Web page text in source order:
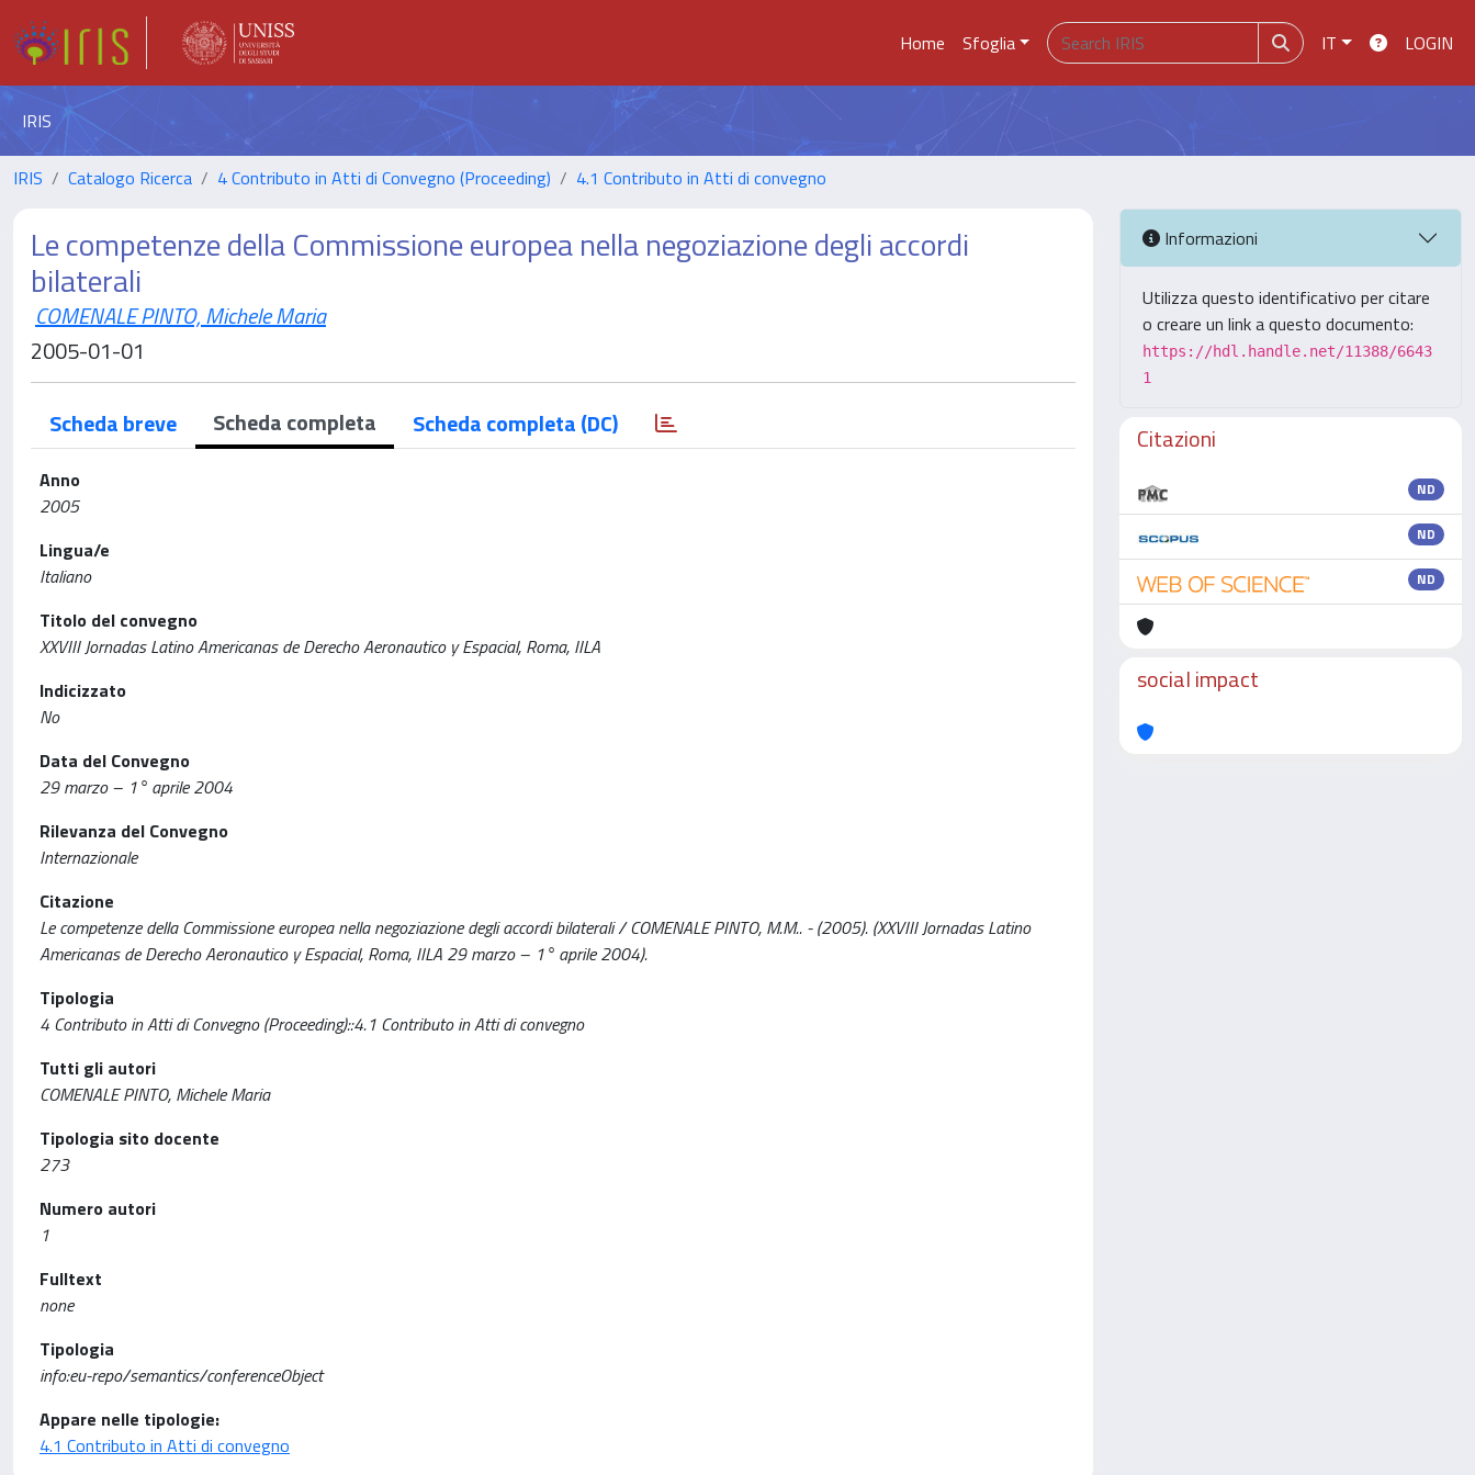
Home Sfoglia IT LOGIN
IRIS
IRIS Catalogo Ricerca 4 Contributo in Atti di Convegno (Proceeding) 4.1 Contributo in Atti di convegno
Le competenze della Commissione europea nella negoziazione degli accordi
bilaterali
COMENALE PINTO, Michele Maria
2005-01-01
Scheda breve Scheda completa Scheda completa (DC)
Anno
2005
Lingua/e
Italiano
Titolo del convegno
XXVIII Jornadas Latino Americanas de Derecho Aeronautico y Espacial, Roma, IILA
Indicizzato
No
Data del Convegno
29 marzo – 1° aprile 2004
Rilevanza del Convegno
Internazionale
Citazione
Le competenze della Commissione europea nella negoziazione degli accordi bilaterali / COMENALE PINTO, M.M.. - (2005). (XXVIII Jornadas Latino
Americanas de Derecho Aeronautico y Espacial, Roma, IILA 29 marzo – 1° aprile 2004).
Tipologia
4 Contributo in Atti di Convegno (Proceeding)::4.1 Contributo in Atti di convegno
Tutti gli autori
COMENALE PINTO, Michele Maria
Tipologia sito docente
273
Numero autori
1
Fulltext
none
Tipologia
info:eu-repo/semantics/conferenceObject
Appare nelle tipologie:
4.1 Contributo in Atti di convegno
Informazioni
Utilizza questo identificativo per citare
o creare un link a questo documento:
https://hdl.handle.net/11388/6643
1
Citazioni
ND
ND
ND
social impact